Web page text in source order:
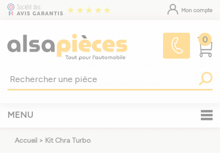
Mon compte
0
MENU
Accueil > Kit Chra Turbo